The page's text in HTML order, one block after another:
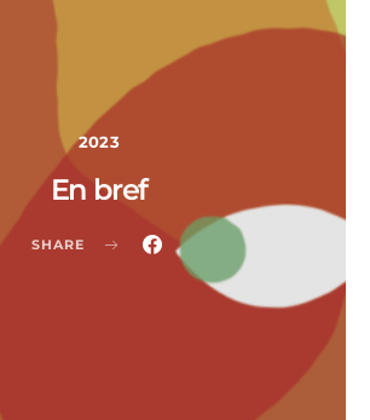
2023
En bref
SHARE